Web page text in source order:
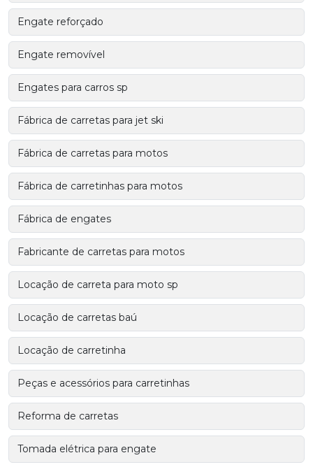
Engate reforçado
Engate removível
Engates para carros sp
Fábrica de carretas para jet ski
Fábrica de carretas para motos
Fábrica de carretinhas para motos
Fábrica de engates
Fabricante de carretas para motos
Locação de carreta para moto sp
Locação de carretas baú
Locação de carretinha
Peças e acessórios para carretinhas
Reforma de carretas
Tomada elétrica para engate